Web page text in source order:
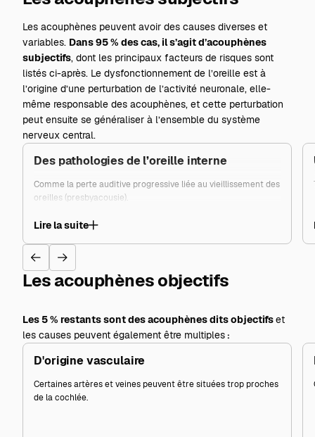
Les acouphènes peuvent avoir des causes diverses et
variables. Dans 95 % des cas, il s’agit d’acouphènes
subjectifs, dont les principaux facteurs de risques sont
listés ci-après. Le dysfonctionnement de l’oreille est à
l’origine d’une perturbation de l’activité neuronale, elle-
même responsable des acouphènes, et cette perturbation
peut ensuite se généraliser à l’ensemble du système
nerveux central.
Des pathologies de l’oreille interne
Comme la perte auditive progressive liée au vieillissement des
oreilles (presbyacousie).
Lire la suite
Les acouphènes objectifs
Les 5 % restants sont des acouphènes dits objectifset
les causes peuvent également être multiples:
D'origine vasculaire
Certaines artères et veines peuvent être situées trop proches
de la cochlée.